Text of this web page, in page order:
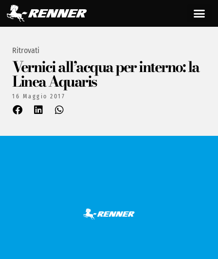
Ritrovati
Vernici all’acqua per interno: la
Linea Aquaris
16 Maggio 2017